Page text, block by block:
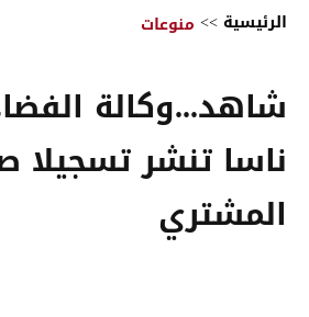
الرئيسية >> منوعات
شاهد...وكالة
ناسا تنشر تسجيلا
المشتري